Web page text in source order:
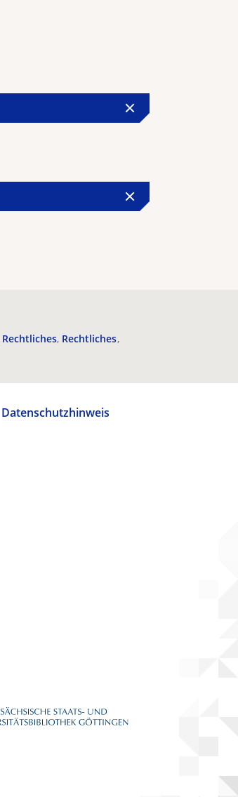
Rechtliches Rechtliches
Datenschutzhinweis